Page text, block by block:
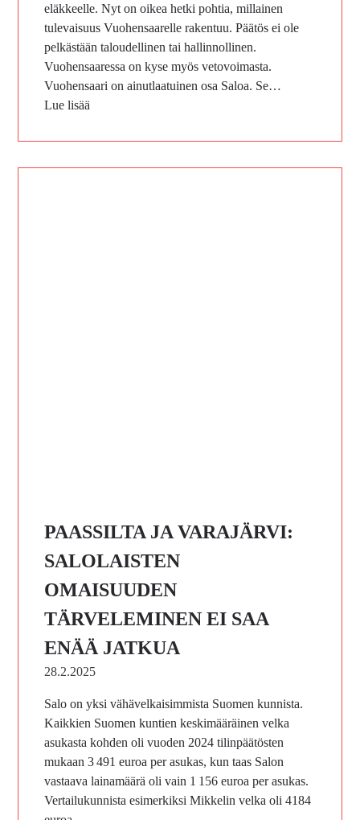
eläkkeelle. Nyt on oikea hetki pohtia, millainen
tulevaisuus Vuohensaarelle rakentuu. Päätös ei ole
pelkästään taloudellinen tai hallinnollinen.
Vuohensaaressa on kyse myös vetovoimasta.
Vuohensaari on ainutlaatuinen osa Saloa. Se…
Lue lisää
PAASSILTA JA VARAJÄRVI:
SALOLAISTEN
OMAISUUDEN
TÄRVELEMINEN EI SAA
ENÄÄ JATKUA
28.2.2025
Salo on yksi vähävelkaisimmista Suomen kunnista.
Kaikkien Suomen kuntien keskimääräinen velka
asukasta kohden oli vuoden 2024 tilinpäätösten
mukaan 3 491 euroa per asukas, kun taas Salon
vastaava lainamäärä oli vain 1 156 euroa per asukas.
Vertailukunnista esimerkiksi Mikkelin velka oli 4184